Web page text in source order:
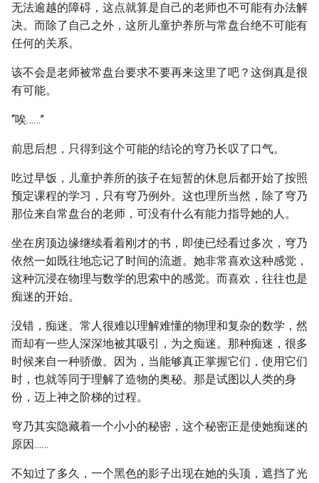
无法逾越的障碍，这点就算是自己的老师也不可能有办法解
决。而除了自己之外，这所儿童护养所与常盘台绝不可能有
任何的关系。
该不会是老师被常盘台要求不要再来这里了吧？这倒真是很
有可能。
“唉……”
前思后想，只得到这个可能的结论的穹乃长叹了口气。
吃过早饭，儿童护养所的孩子在短暂的休息后都开始了按照
预定课程的学习，只有穹乃例外。这也理所当然，除了穹乃
那位来自常盘台的老师，可没有什么有能力指导她的人。
坐在房顶边缘继续看着刚才的书，即使已经看过多次，穹乃
依然一如既往地忘记了时间的流逝。她非常喜欢这种感觉，
这种沉浸在物理与数学的思索中的感觉。而喜欢，往往也是
痴迷的开始。
没错，痴迷。常人很难以理解难懂的物理和复杂的数学，然
而却有一些人深深地被其吸引，为之痴迷。那种痴迷，很多
时候来自一种骄傲。因为，当能够真正掌握它们，使用它们
时，也就等同于理解了造物的奥秘。那是试图以人类的身
份，迈上神之阶梯的过程。
穹乃其实隐藏着一个小小的秘密，这个秘密正是使她痴迷的
原因……
不知过了多久，一个黑色的影子出现在她的头顶，遮挡了光